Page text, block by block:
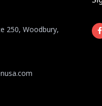
250, Woodbury,
a
c